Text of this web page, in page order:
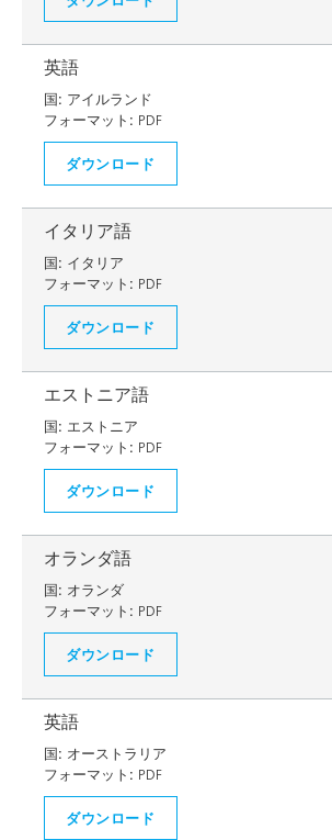
英語
国: アイルランド
フォーマット: PDF
ダウンロード
イタリア語
国: イタリア
フォーマット: PDF
ダウンロード
エストニア語
国: エストニア
フォーマット: PDF
ダウンロード
オランダ語
国: オランダ
フォーマット: PDF
ダウンロード
英語
国: オーストラリア
フォーマット: PDF
ダウンロード